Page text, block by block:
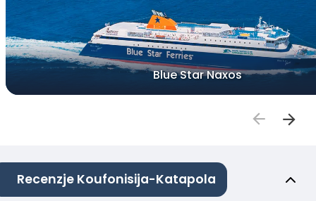
Blue Star Naxos
Recenzje Koufonisija-Katapola